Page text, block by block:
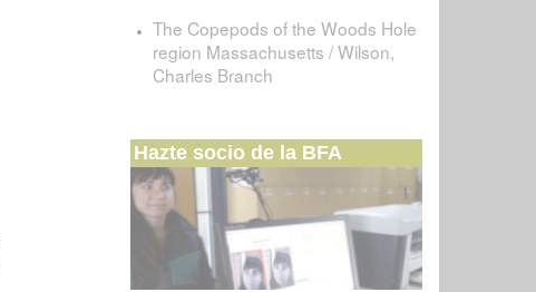
The Copepods of the Woods Hole
region Massachusetts / Wilson,
Charles Branch
Hazte socio de la BFA